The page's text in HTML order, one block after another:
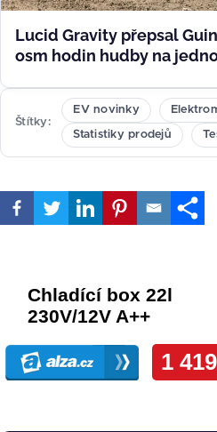
Lucid Gravity přepsal
osm hodin hudby na
Štítky
EV novinky
Statistiky prodejů